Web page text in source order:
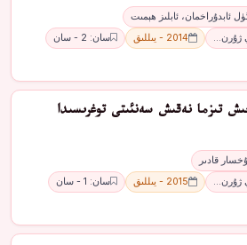
ئابدۇراخمان، ئابلىز ھېمىت
ژۇرن…
2014 - يىللىق
سان: 2 - سان
تىزما نەقىش سەنئىتى توغرىسىدا
قادىر
ژۇرن…
2015 - يىللىق
سان: 1 - سان